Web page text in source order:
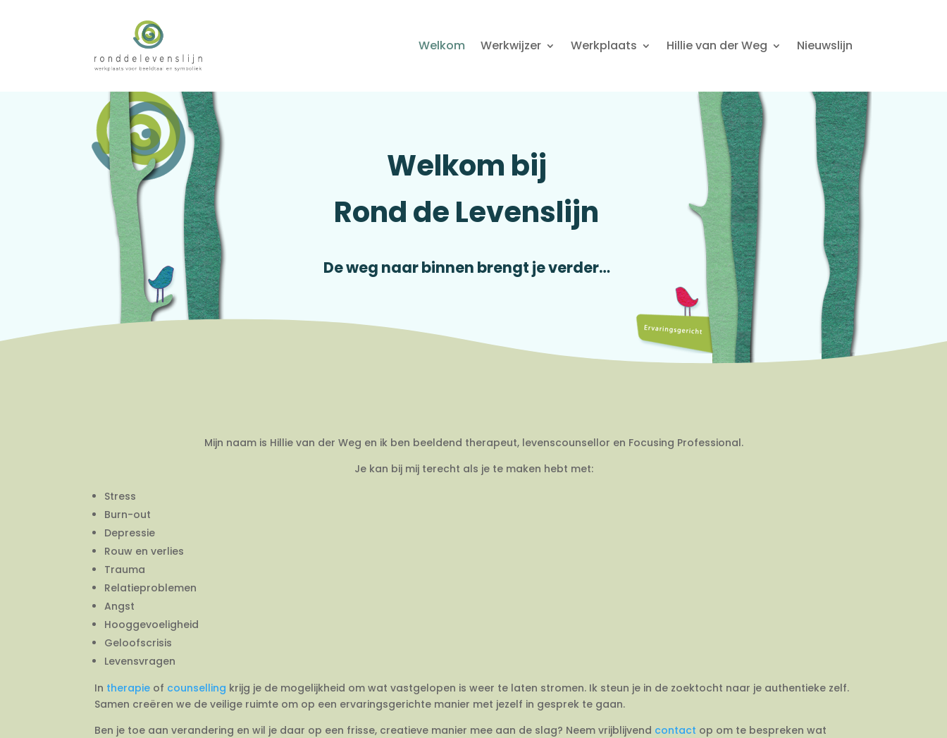
Welkom Werkwijzer Werkplaats Hillie van der Weg Nieuwslijn
Welkom bij
Rond de Levenslijn
De weg naar binnen brengt je verder…
Mijn naam is Hillie van der Weg en ik ben beeldend therapeut, levenscounsellor en Focusing Professional.
Je kan bij mij terecht als je te maken hebt met:
Stress
Burn-out
Depressie
Rouw en verlies
Trauma
Relatieproblemen
Angst
Hooggevoeligheid
Geloofscrisis
Levensvragen
In therapie of counselling krijg je de mogelijkheid om wat vastgelopen is weer te laten stromen. Ik steun je in de zoektocht naar je authentieke zelf.
Samen creëren we de veilige ruimte om op een ervaringsgerichte manier met jezelf in gesprek te gaan.
Ben je toe aan verandering en wil je daar op een frisse, creatieve manier mee aan de slag? Neem vrijblijvend contact op om te bespreken wat